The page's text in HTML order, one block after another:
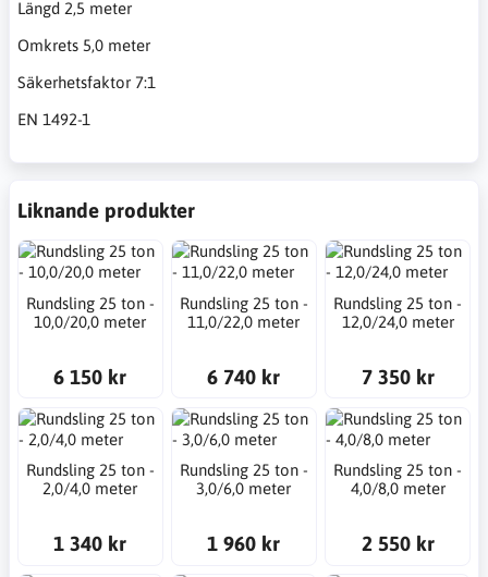
Längd 2,5 meter
Omkrets 5,0 meter
Säkerhetsfaktor 7:1
EN 1492-1
Liknande produkter
Rundsling 25 ton -
10,0/20,0 meter
6 150 kr
Rundsling 25 ton -
11,0/22,0 meter
6 740 kr
Rundsling 25 ton -
12,0/24,0 meter
7 350 kr
Rundsling 25 ton -
2,0/4,0 meter
1 340 kr
Rundsling 25 ton -
3,0/6,0 meter
1 960 kr
Rundsling 25 ton -
4,0/8,0 meter
2 550 kr